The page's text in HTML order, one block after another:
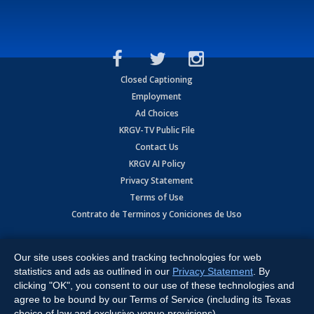
Closed Captioning
Employment
Ad Choices
KRGV-TV Public File
Contact Us
KRGV AI Policy
Privacy Statement
Terms of Use
Contrato de Terminos y Coniciones de Uso
Expressway, Weslaco, TX 78596.
All Rights Reserved. Powered by:Ruby Shore Software
Our site uses cookies and tracking technologies for web
statistics and ads as outlined in our Privacy Statement . By
clicking "OK", you consent to our use of these technologies and
agree to be bound by our Terms of Service (including its Texas